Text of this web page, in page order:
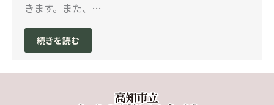
きます。また、…
続きを読む